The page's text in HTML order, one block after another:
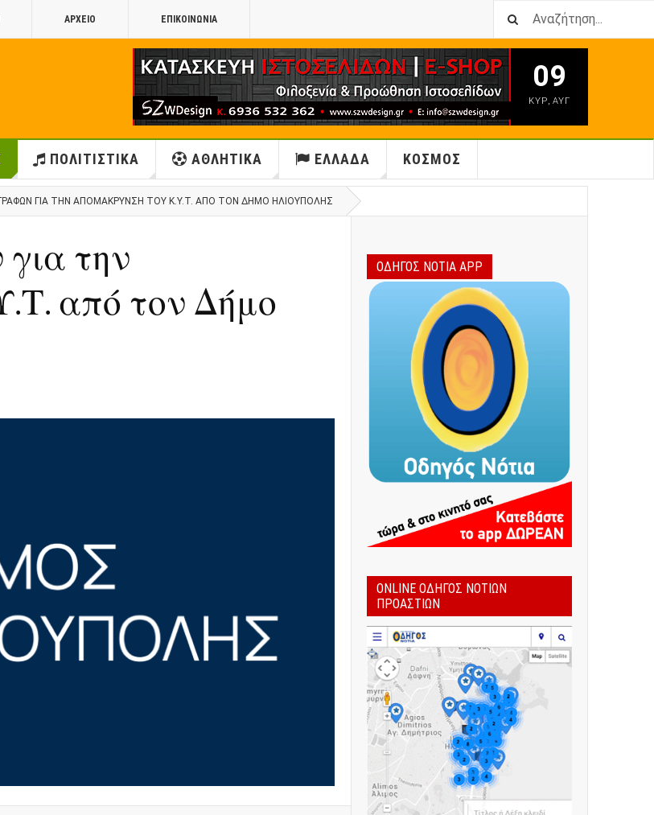
ΑΡΧΕΙΟ ΕΠΙΚΟΙΝΩΝΙΑ
09
ΚΥΡ, ΑΥΓ
ΠΟΛΙΤΙΣΤΙΚΑ ΑΘΛΗΤΙΚΑ ΕΛΛΑΔΑ ΚΟΣΜΟΣ
ΓΙΑ ΤΗΝ ΑΠΟΜΆΚΡΥΝΣΗ ΤΟΥ Κ.Υ.Τ. ΑΠΌ ΤΟΝ ΔΉΜΟ ΗΛΙΟΎΠΟΛΗΣ
την
από τον Δήμο
ΟΔΗΓΟΣ ΝΟΤΙΑ APP
ONLINE ΟΔΗΓΌΣ ΝΟΤΊΩΝ
ΠΡΟΑΣΤΊΩΝ